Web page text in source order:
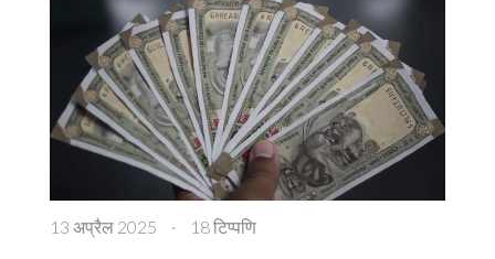
13 अप्रैल 2025 · 18 टिप्पणि